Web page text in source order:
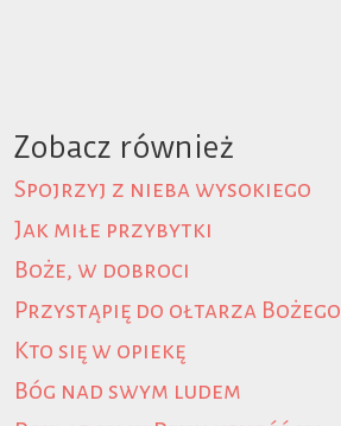
Zobacz również
Spojrzyj z nieba wysokiego
Jak miłe przybytki
Boże, w dobroci
Przystąpię do ołtarza Bożego
Kto się w opiekę
Bóg nad swym ludem